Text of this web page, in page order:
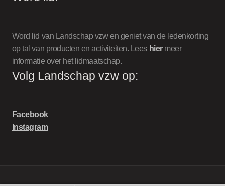
Word lid van Landschap vzw en geniet van de ledenkorting
op tal van producten en activiteiten. Lees hiermeer
informatie over het lidmaatschap.
Volg Landschap vzw op:
Facebook
Instagram